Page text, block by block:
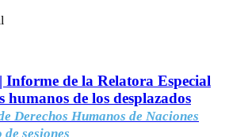
Informe de la Relatora Especial
humanos de los desplazados
Derechos Humanos de Naciones
sesiones